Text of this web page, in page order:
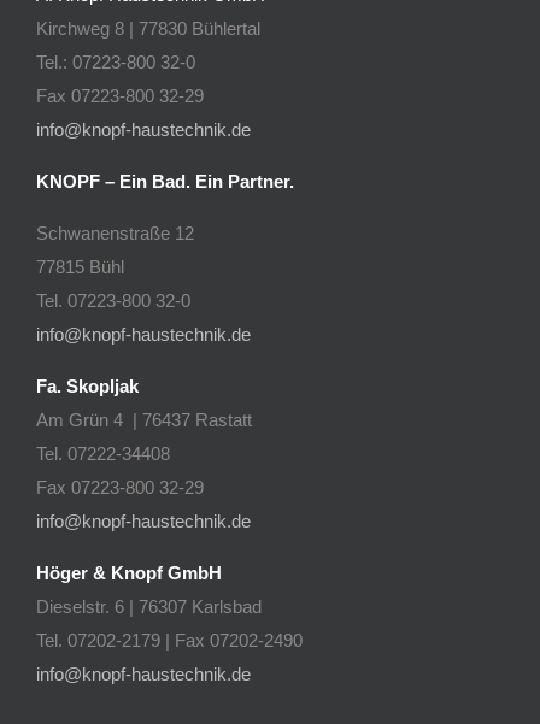
Kirchweg 8 | 77830 Bühlertal
Tel.: 07223-800 32-0
Fax 07223-800 32-29
info@knopf-haustechnik.de
KNOPF – Ein Bad. Ein Partner.
Schwanenstraße 12
77815 Bühl
Tel. 07223-800 32-0
info@knopf-haustechnik.de
Fa. Skopljak
Am Grün 4 | 76437 Rastatt
Tel. 07222-34408
Fax 07223-800 32-29
info@knopf-haustechnik.de
Höger & Knopf GmbH
Dieselstr. 6 | 76307 Karlsbad
Tel. 07202-2179 | Fax 07202-2490
info@knopf-haustechnik.de